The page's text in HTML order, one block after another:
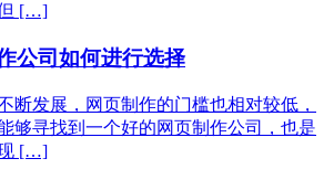
[…]
公司如何进行选择
断发展，网页制作的门槛也相对较低，
够寻找到一个好的网页制作公司，也是
[…]